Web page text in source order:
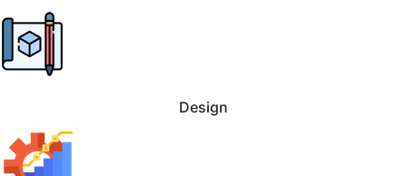
Design